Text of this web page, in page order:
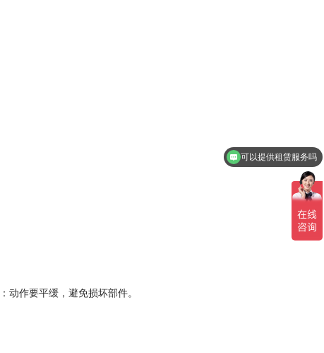
作要平缓，避免损坏部件。
可以提供柴发询价吗
可以提供租赁服务吗